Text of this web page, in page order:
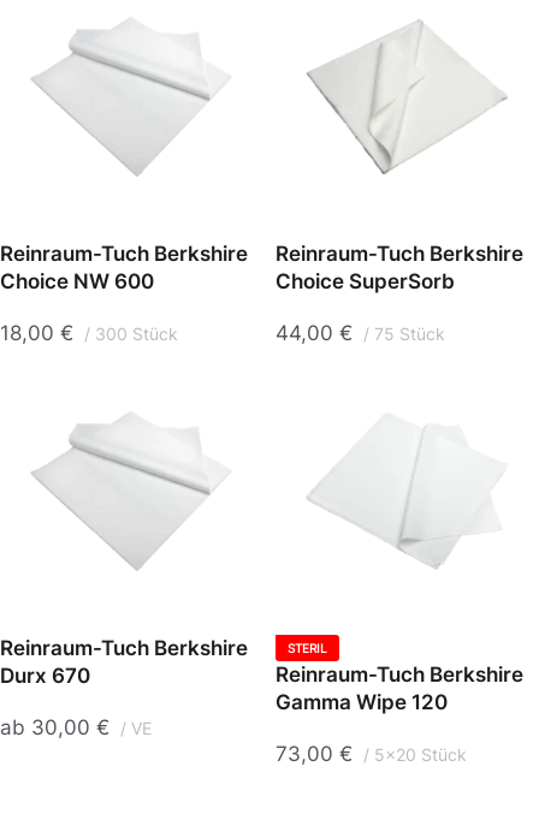
Reinraum-Tuch Berkshire
Choice NW 600
18,00 € 300 Stück
Reinraum-Tuch Berkshire
Choice SuperSorb
44,00 € 75 Stück
Reinraum-Tuch Berkshire
Durx 670
ab 30,00 € VE
STERIL
Reinraum-Tuch Berkshire
Gamma Wipe 120
73,00 € 5x20 Stück